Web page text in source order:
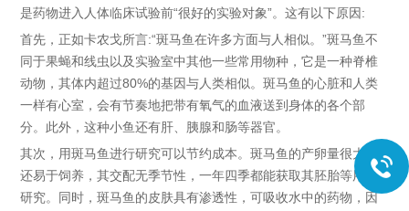
是药物进入人体临床试验前“很好的实验对象”。这有以下原因:
首先，正如卡农戈所言:“斑马鱼在许多方面与人相似。”斑马鱼不
同于果蝇和线虫以及实验室中其他一些常用物种，它是一种脊椎
动物，其体内超过80%的基因与人类相似。斑马鱼的心脏和人类
一样有心室，会有节奏地把带有氧气的血液送到身体的各个部
分。此外，这种小鱼还有肝、胰腺和肠等器官。
其次，用斑马鱼进行研究可以节约成本。斑马鱼的产卵量很大，
还易于饲养，其交配无季节性，一年四季都能获取其胚胎等用于
研究。同时，斑马鱼的皮肤具有渗透性，可吸收水中的药物，因